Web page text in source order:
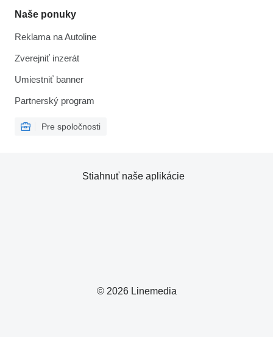
Naše ponuky
Reklama na Autoline
Zverejniť inzerát
Umiestniť banner
Partnerský program
Pre spoločnosti
© 2026 Linemedia
Stiahnuť naše aplikácie